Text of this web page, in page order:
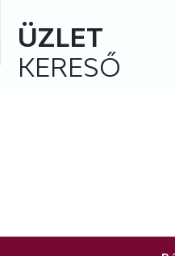
ÜZLET
KERESŐ